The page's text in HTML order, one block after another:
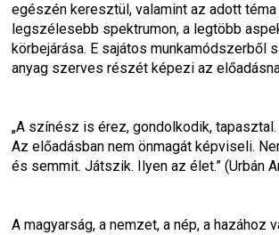
egészén keresztül, valamint az adott
legszélesebb spektrumon, a legtöbb
körbejárása. E sajátos munkamódszerből
anyag szerves részét képezi az
„A színész is érez, gondolkodik, tapasztal.
Az előadásban nem önmagát képviseli.
és semmit. Játszik. Ilyen az élet.” (Urbán
A magyarság, a nemzet, a nép, a hazához